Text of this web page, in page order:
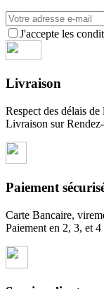
J'accepte les
Livraison
Respect des délais
Livraison sur
Paiement
Carte Bancaire,
Paiement en 2, 3, et